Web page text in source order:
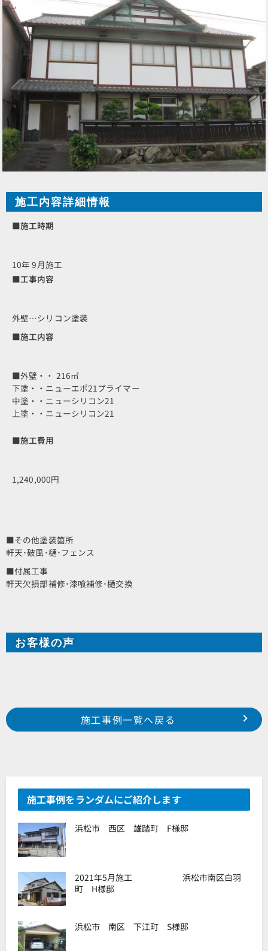
施工内容詳細情報
■施工時期
10年 9月施工
■工事内容
外壁…シリコン塗装
■施工内容
■外壁・・ 216㎡
下塗・・ニューエポ21プライマー
中塗・・ニューシリコン21
上塗・・ニューシリコン21
■施工費用
1,240,000円
■その他塗装箇所
軒天･破風･樋･フェンス
■付属工事
軒天欠損部補修･漆喰補修･樋交換
お客様の声
Prev
浜松市 南区 高塚 T様邸
浜松市 東区 篠ヶ瀬 土屋様邸
施工事例一覧へ戻る
施工事例をランダムにご紹介します
浜松市 西区 雄踏町 F様邸
2021年5月施工 浜松市南区白羽
町 H様邸
浜松市 南区 下江町 S様邸